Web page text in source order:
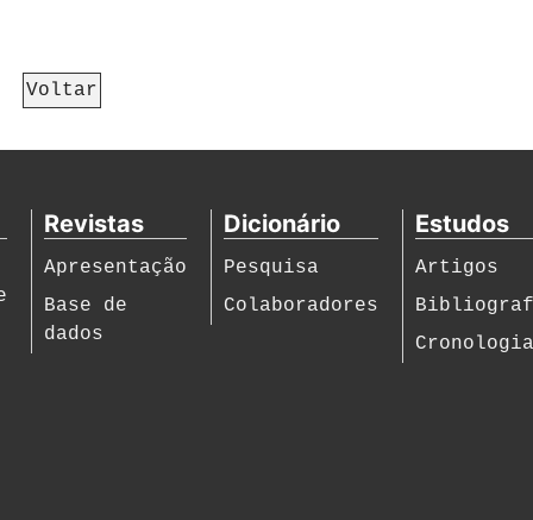
Voltar
Revistas
Apresentação
Base de
dados
Dicionário
Pesquisa
Colaboradores
Estudos
Artigos